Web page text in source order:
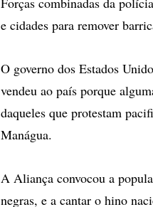
e cidades para remover
O governo dos Estados
vendeu ao país porque
daqueles que protestam
Manágua.
A Aliança convocou a
negras, e a cantar o hino